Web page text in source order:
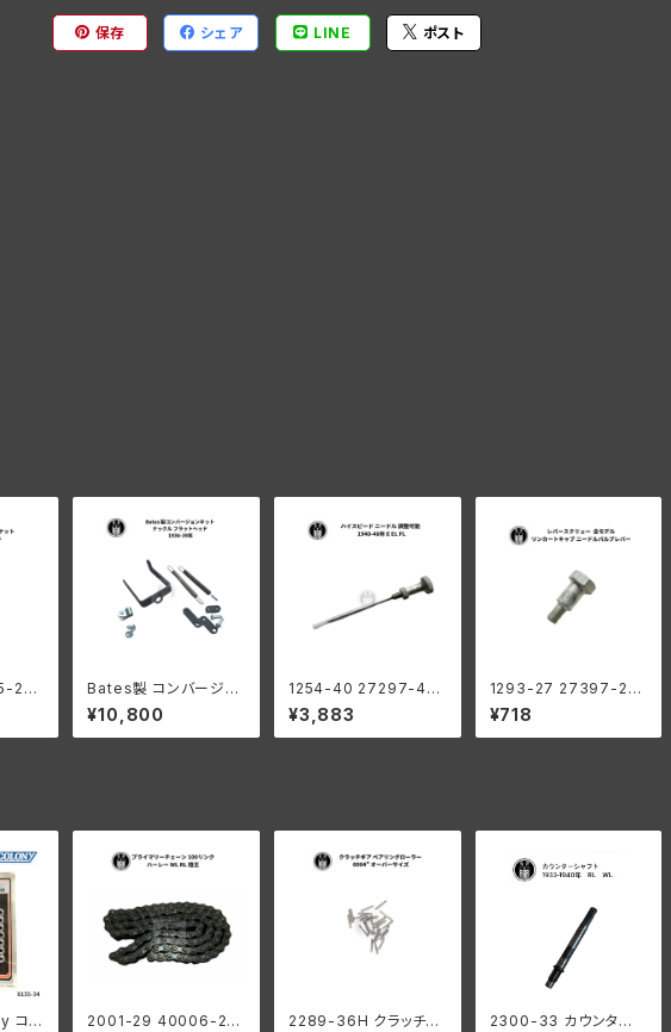
保存 シェア LINE ポスト
29
ッキ
Bates製 コンバージョ
ンキット キャブレーター
ハーレーダビッドソン ナ
ックル フラットヘッド 19
¥10,800
1254-40 27297-40
ハイスピード ニードル
調整可能 ハーレーダビ
ッドソン 1940-48年 E
¥3,883
1293-27 27397-27
キャブレーター レバー
スクリュー ハーレーダ
ビッドソン 全モデル リ
¥718
コロ
2001-29 40006-29
2289-36H クラッチギ
2300-33 カウンター